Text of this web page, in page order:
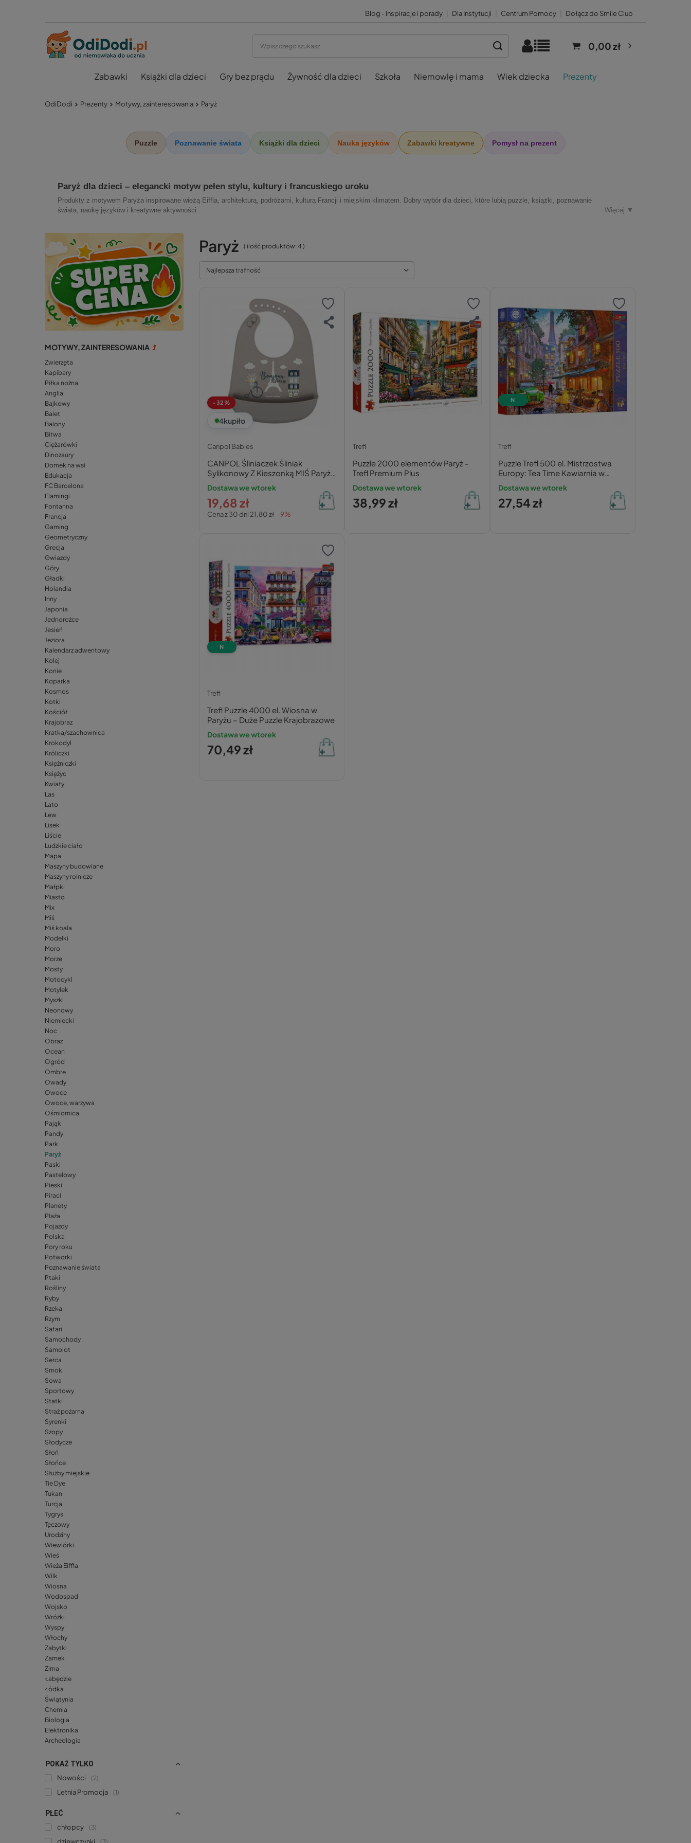
Blog - Inspiracje i porady Dla Instytucji Centrum Pomocy Dołącz do Smile Club
0,00 zł
Zabawki Książki dla dzieci Gry bez prądu Żywność dla dzieci Szkoła Niemowlę i mama Wiek dziecka Prezenty
OdiDodi Prezenty Motywy, zainteresowania Paryż
Puzzle Poznawanie świata Książki dla dzieci Nauka języków Zabawki kreatywne Pomysł na prezent
Paryż dla dzieci – elegancki motyw pełen stylu, kultury i francuskiego uroku
Produkty z motywem Paryża inspirowane wieżą Eiffla, architekturą, podróżami, kulturą Francji i miejskim klimatem. Dobry wybór dla dzieci, które lubią puzzle, książki, poznawanie
świata, naukę języków i kreatywne aktywności.
Więcej ▼
MOTYWY, ZAINTERESOWANIA
Zwierzęta
Kapibary
Piłka nożna
Anglia
Bajkowy
Balet
Balony
Bitwa
Ciężarówki
Dinozaury
Domek na wsi
Edukacja
FC Barcelona
Flamingi
Fontanna
Francja
Gaming
Geometryczny
Grecja
Gwiazdy
Góry
Gładki
Holandia
Inny
Japonia
Jednorożce
Jesień
Jeziora
Kalendarz adwentowy
Kolej
Konie
Koparka
Kosmos
Kotki
Kościół
Krajobraz
Kratka/szachownica
Krokodyl
Króliczki
Księżniczki
Księżyc
Kwiaty
Las
Lato
Lew
Lisek
Liście
Ludzkie ciało
Mapa
Maszyny budowlane
Maszyny rolnicze
Małpki
Miasto
Mix
Miś
Miś koala
Modelki
Moro
Morze
Mosty
Motocykl
Motylek
Myszki
Neonowy
Niemiecki
Noc
Obraz
Ocean
Ogród
Ombre
Owady
Owoce
Owoce, warzywa
Ośmiornica
Pająk
Pandy
Park
Paryż
Paski
Pastelowy
Pieski
Piraci
Planety
Plaża
Pojazdy
Polska
Pory roku
Potworki
Poznawanie świata
Ptaki
Rośliny
Ryby
Rzeka
Rzym
Safari
Samochody
Samolot
Serca
Smok
Sowa
Sportowy
Statki
Straż pożarna
Syrenki
Szopy
Słodycze
Słoń
Słońce
Służby miejskie
Tie Dye
Tukan
Turcja
Tygrys
Tęczowy
Urodziny
Wiewiórki
Wieś
Wieża Eiffla
Wilk
Wiosna
Wodospad
Wojsko
Wróżki
Wyspy
Włochy
Zabytki
Zamek
Zima
Łabędzie
Łódka
Świątynia
Chemia
Biologia
Elektronika
Archeologia
POKAŻ TYLKO
Nowości
2
Letnia Promocja 1
PŁEĆ
chłopcy
3
dziewczynki
Paryż ( ilość produktów: 4 )
Najlepsza trafność
-32%
4kupiło
Canpol Babies
CANPOL Śliniaczek Śliniak
Sylikonowy Z Kieszonką MIŚ Paryż
Beżowy 74/027
Dostawa we wtorek
Cena z 30 dni21,80 zł -9%
19,68 zł
Trefl
Puzzle 2000 elementów Paryż -
Trefl Premium Plus
Dostawa we wtorek
38,99 zł
N
Trefl
Puzzle Trefl 500 el. Mistrzostwa
Europy: Tea Time Kawiarnia w
Paryżu
Dostawa we wtorek
27,54 zł
N
Trefl
Trefl Puzzle 4000 el. Wiosna w
Paryżu – Duże Puzzle Krajobrazowe
Dostawa we wtorek
70,49 zł